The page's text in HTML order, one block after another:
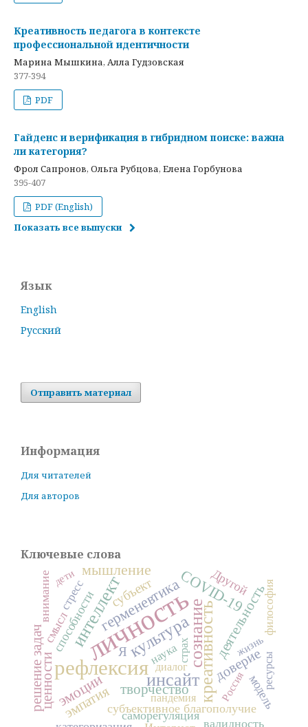
Креативность педагога в контексте
профессиональной идентичности
Марина Мышкина, Алла Гудзовская
377-394
PDF
Гайденс и верификация в гибридном поиске: важна
ли категория?
Фрол Сапронов, Ольга Рубцова, Елена Горбунова
395-407
PDF (English)
Показать все выпуски
Язык
English
Русский
Отправить материал
Информация
Для читателей
Для авторов
Ключевые слова
личность
рефлексияинсайт
интеллект сознаниекреативность
культура
COVID-19
эмоции
мышление
герменевтика
творчество
ценностиэмпатия
доверие
деятельность
решение задач
субъект
Я
способности
смысл
субъективное благополучиемодель
саморегуляция
внимание
валидность
Другой философия
стресс
наука
дети
диалог
жизнь
страх
Россия
пандемия
ресурсы